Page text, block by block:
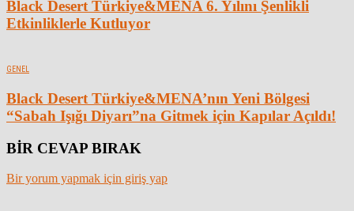
Black Desert Türkiye&MENA 6. Yılını Şenlikli
Etkinliklerle Kutluyor
GENEL
Black Desert Türkiye&MENA’nın Yeni Bölgesi
“Sabah Işığı Diyarı”na Gitmek için Kapılar Açıldı!
BİR CEVAP BIRAK
Bir yorum yapmak için giriş yap